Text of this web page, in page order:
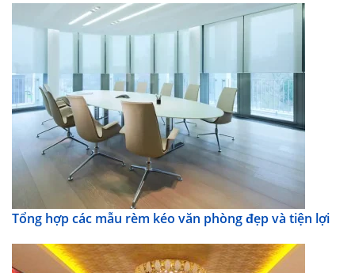
Tổng hợp các mẫu rèm kéo văn phòng đẹp và tiện lợi